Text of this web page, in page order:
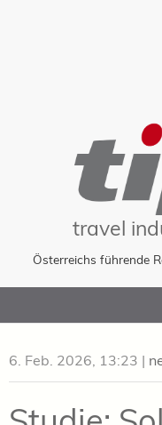
travel
Österreichs führende
to
6. Feb. 2026, 13:23 |